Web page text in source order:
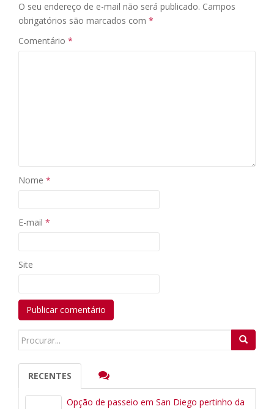
O seu endereço de e-mail não será publicado. Campos
obrigatórios são marcados com *
Comentário *
Nome *
E-mail *
Site
Search
RECENTES
Opção de passeio em San Diego pertinho da